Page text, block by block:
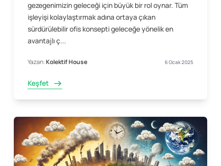
gezegenimizin geleceği için büyük bir rol oynar. Tüm
işleyişi kolaylaştırmak adına ortaya çıkan
sürdürülebilir ofis konsepti geleceğe yönelik en
avantajlı ç...
Yazan:Kolektif House 6 Ocak 2025
Keşfet